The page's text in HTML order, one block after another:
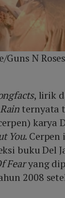
Guns N Roses
, lirik
ternyata
karya
You.
buku Del
Fearyang
2008